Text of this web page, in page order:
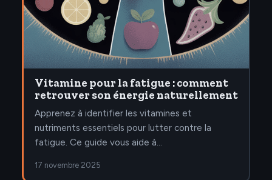
Vitamine pour la fatigue : comment
retrouver son énergie naturellement
Apprenez à identifier les vitamines et
nutriments essentiels pour lutter contre la
fatigue. Ce guide vous aide à…
17 novembre 2025